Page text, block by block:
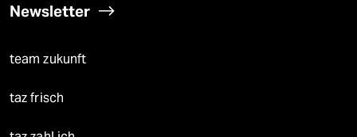
Newsletter
team zukunft
taz frisch